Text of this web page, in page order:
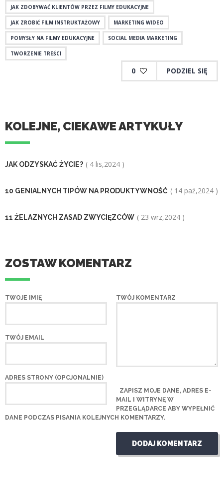
JAK ZDOBYWAĆ KLIENTÓW PRZEZ FILMY EDUKACYJNE
JAK ZROBIĆ FILM INSTRUKTAŻOWY MARKETING WIDEO
POMYSŁY NA FILMY EDUKACYJNE SOCIAL MEDIA MARKETING
TWORZENIE TREŚCI
0 PODZIEL SIĘ
KOLEJNE, CIEKAWE ARTYKUŁY
JAK ODZYSKAĆ ŻYCIE? ( 4 lis,2024 )
10 GENIALNYCH TIPÓW NA PRODUKTYWNOŚĆ ( 14 paź,2024 )
11 ŻELAZNYCH ZASAD ZWYCIĘZCÓW ( 23 wrz,2024 )
ZOSTAW KOMENTARZ
TWÓJ KOMENTARZ
TWOJE IMIĘ
TWÓJ EMAIL
ADRES STRONY (OPCJONALNIE)
ZAPISZ MOJE DANE, ADRES E-
MAIL I WITRYNĘ W
PRZEGLĄDARCE ABY WYPEŁNIĆ
DANE PODCZAS PISANIA KOLEJNYCH KOMENTARZY.